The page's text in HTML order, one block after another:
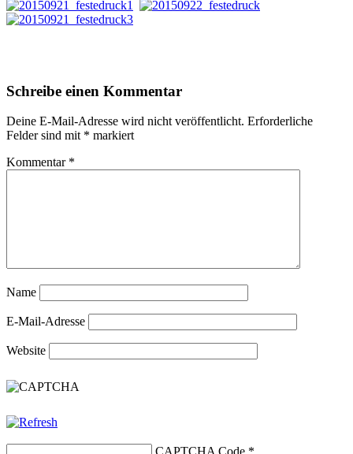
Schreibe einen Kommentar
Deine E-Mail-Adresse wird nicht veröffentlicht. Erforderliche
Felder sind mit * markiert
Kommentar *
Name
E-Mail-Adresse
Website